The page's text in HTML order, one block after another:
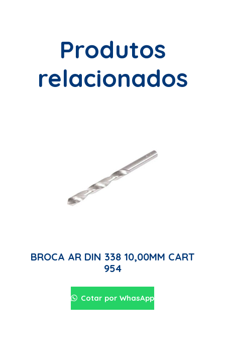
Produtos
relacionados
BROCA AR DIN 338 10,00MM CART
954
Cotar por WhasApp